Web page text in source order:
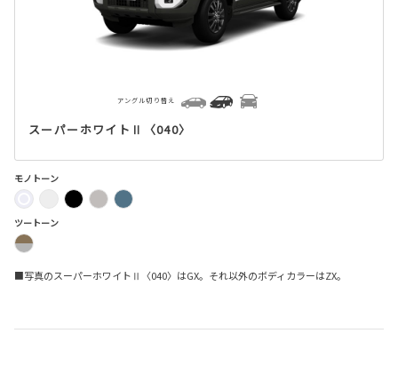
スーパーホワイトⅡ〈040〉
アングル切り替え
モノトーン
ツートーン
■写真のスーパーホワイトⅡ〈040〉はGX。それ以外のボディカラーはZX。